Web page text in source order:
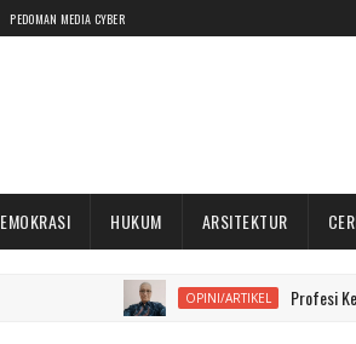
PEDOMAN MEDIA CYBER
HUKUM ARSITEKTUR
OPINI/ARTIKEL Profesi Kedokteran